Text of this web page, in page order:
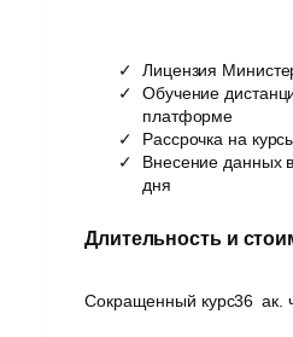
Лицензия
Обучение
платформе
Рассрочка на
Внесение данных
дня
Длительность и
Сокращенный курс36 ак.